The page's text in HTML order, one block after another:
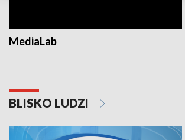
MediaLab
BLISKO LUDZI